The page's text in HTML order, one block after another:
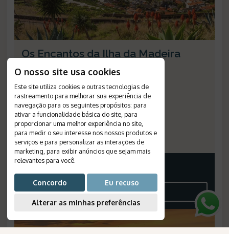
O nosso site usa cookies
Este site utiliza cookies e outras tecnologias de
rastreamento para melhorar sua experiência de
navegação para os seguintes propósitos: para
ativar a funcionalidade básica do site para
proporcionar uma melhor experiência no site
para medir o seu interesse nos nossos produtos e
serviços e para personalizar as interações de
marketing para exibir anúncios que sejam mais
relevantes para você.
Concordo Eu recuso
Alterar as minhas preferências
Os Encantos da Ilha da Madeira
Duração:5 dias
Passagem Aérea:não inclusa
Validade:--
Saídas:diárias
Plano de Refeição:café da manhã
Número de Referência:480
Consulte-nos
VEJA O ROTEIRO